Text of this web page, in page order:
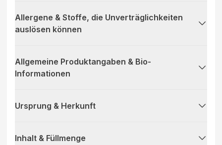
Allergene & Stoffe, die Unverträglichkeiten
auslösen können
Allgemeine Produktangaben & Bio-
Informationen
Ursprung & Herkunft
Inhalt & Füllmenge